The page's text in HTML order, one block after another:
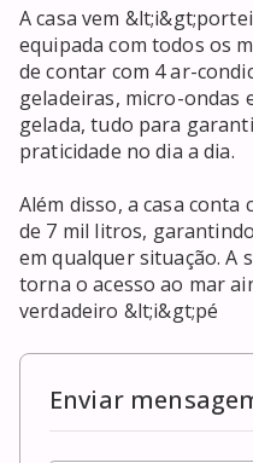
A casa vem
equipada com todos os
de contar com 4 ar-
geladeiras, micro-ondas
gelada, tudo para
praticidade no dia a dia.
Além disso, a casa
de 7 mil litros,
em qualquer situação. A
torna o acesso ao mar
verdadeiro &lt;i&gt;pé
Enviar